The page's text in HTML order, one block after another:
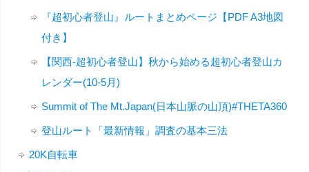
『超初心者登山』ルートまとめページ【PDF A3地図
付き】
【関西-超初心者登山】秋から始める超初心者登山カ
レンダー(10-5月)
Summit of The Mt.Japan(日本山脈の山頂)#THETA360
登山ルート「最新情報」調査の基本三法
20K自転車